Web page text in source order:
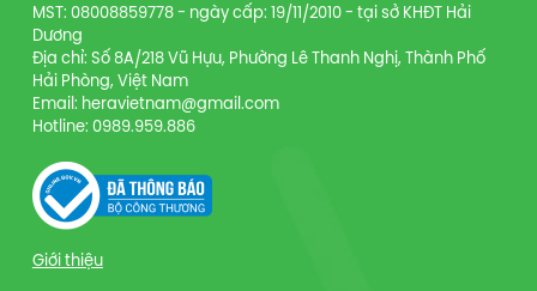
MST: 08008859778 - ngày cấp: 19/11/2010 - tại sở KHĐT Hải
Dương
Địa chỉ: Số 8A/218 Vũ Hựu, Phường Lê Thanh Nghị, Thành Phố
Hải Phòng, Việt Nam
Email: heravietnam@gmail.com
Hotline: 0989.959.886
Giới thiệu